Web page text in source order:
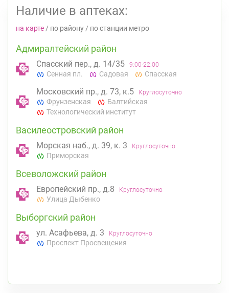
Наличие в аптеках:
на карте / по району / по станции метро
Адмиралтейский район
Спасский пер., д. 14/35 9:00-22:00
Сенная пл. Садовая Спасская
Московский пр., д. 73, к.5 Круглосуточно
Фрунзенская
Балтийская
Технологический институт
Василеостровский район
Морская наб., д. 39, к. 3 Круглосуточно
Приморская
Всеволожский район
Европейский пр., д.8 Круглосуточно
Улица Дыбенко
Выборгский район
ул. Асафьева, д. 3 Круглосуточно
Проспект Просвещения